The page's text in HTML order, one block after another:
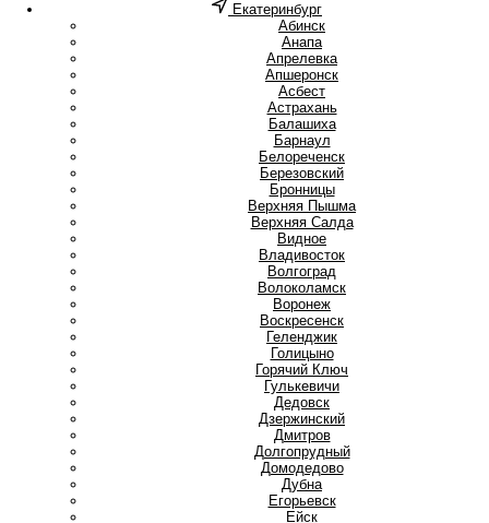
Екатеринбург
Абинск
Анапа
Апрелевка
Апшеронск
Асбест
Астрахань
Балашиха
Барнаул
Белореченск
Березовский
Бронницы
Верхняя Пышма
Верхняя Салда
Видное
Владивосток
Волгоград
Волоколамск
Воронеж
Воскресенск
Геленджик
Голицыно
Горячий Ключ
Гулькевичи
Дедовск
Дзержинский
Дмитров
Долгопрудный
Домодедово
Дубна
Егорьевск
Ейск